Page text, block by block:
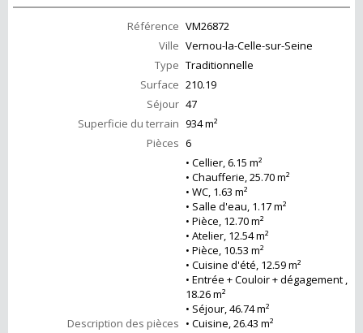
Référence VM26872
Ville Vernou-la-Celle-sur-Seine
Type Traditionnelle
Surface 210.19
Séjour 47
Superficie du terrain 934 m²
Pièces 6
Description des pièces
• Cellier, 6.15 m²
• Chaufferie, 25.70 m²
• WC, 1.63 m²
• Salle d'eau, 1.17 m²
• Pièce, 12.70 m²
• Atelier, 12.54 m²
• Pièce, 10.53 m²
• Cuisine d'été, 12.59 m²
• Entrée + Couloir + dégagement ,
18.26 m²
• Séjour, 46.74 m²
• Cuisine, 26.43 m²